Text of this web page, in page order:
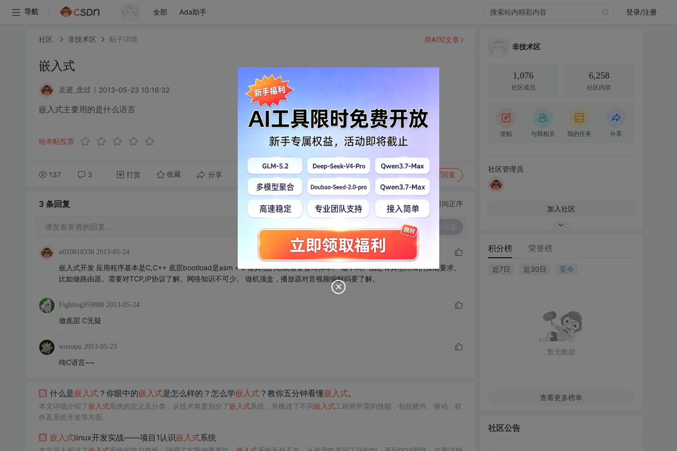
导航 全部 Ada助手 登录/注册
社区 非技术区 帖子详情
嵌入式
足迹_念过 2013-05-23 10:16:32
嵌入式主要用的是什么语言
给本帖投票
137 3 打赏 收藏 分享 转发到动态 举报 写回复
用AI写文章
3 条回复 切换为时间正序
请发表友善的回复…
u010818338 2013-05-24
嵌入式开发 应用程序基本是C,C++ 底层bootload是asm + c 做其他的话就需要会写脚本。 做不同产品还有其他特殊的技能要求。
比如做路由器。需要对TCP,IP协议了解。网络知识不可少。 做机顶盒，播放器对音视频编解码要了解。
Fighting959800 2013-05-24
做底层 C无疑
wuxupu 2013-05-23
纯C语言~~
什么是嵌入式？你眼中的嵌入式是怎么样的？怎么学嵌入式？教你五分钟看懂嵌入式。
本文详细介绍了嵌入式系统的定义及分类，从技术角度划分了嵌入式系统，并概述了不同嵌入式工程师所需的技能，包括硬件、驱动、软
件及系统开发等方面。
嵌入式linux开发实战——项目1认识嵌入式系统
非技术区
1,076
社区成员
6,258
社区内容
发帖 与我相关 我的任务 分享
社区管理员
加入社区
积分榜 荣誉榜
近7日 近30日 至今
暂无数据
查看更多榜单
社区公告